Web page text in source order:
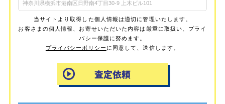
当サイトより取得した個人情報は適切に管理いたします。
お客さまの個人情報、お寄せいただいた内容は厳重に取扱い、プライ
バシー保護に努めます。
プライバシーポリシーに同意して、送信します。